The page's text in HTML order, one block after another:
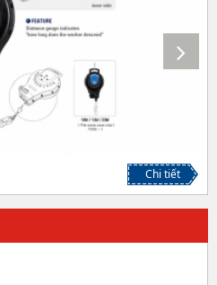
Chi tiết